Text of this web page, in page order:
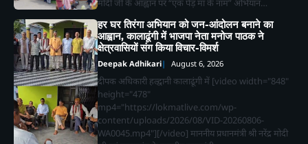
हर घर तिरंगा अभियान को जन-आंदोलन बनाने का
आह्वान, कालाढूंगी में भाजपा नेता मनोज पाठक ने
क्षेत्रवासियों संग किया विचार-विमर्श
Deepak Adhikari August 6, 2026
दीपक अधिकारी हल्द्वानी कालाढूंगी में [video width="848"
height="478"
mp4="https://lokmatlive.com/wp-
content/uploads/2026/08/VID-20260806-
WA0045.mp4"][/video] माननीय प्रधानमंत्री श्री नरेंद्र मोदी